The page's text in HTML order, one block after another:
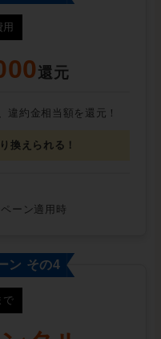
還元
違約金相当額を還元！
換えられる！
ーン適用時
ン その4
で